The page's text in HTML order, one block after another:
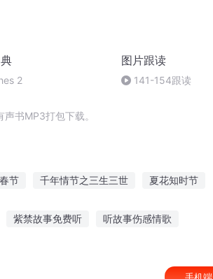
2
图片跟读
141-154跟读
书MP3打包下载。
节 千年情节之三生三世 夏花知时节
紫禁故事免费听 听故事伤感情歌